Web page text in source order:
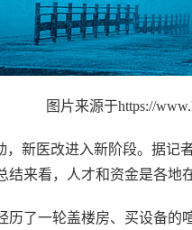
图片来源于https://
，新医改进入新阶段。据记
结来看，人才和资金是各地
历了一轮盖楼房、买设备的